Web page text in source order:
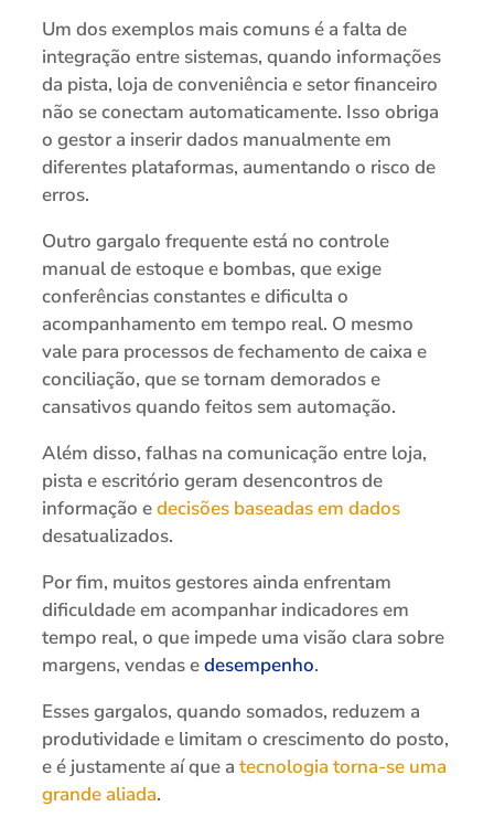
Um dos exemplos mais comuns é a falta de
integração entre sistemas, quando informações
da pista, loja de conveniência e setor financeiro
não se conectam automaticamente. Isso obriga
o gestor a inserir dados manualmente em
diferentes plataformas, aumentando o risco de
erros.
Outro gargalo frequente está no controle
manual de estoque e bombas, que exige
conferências constantes e dificulta o
acompanhamento em tempo real. O mesmo
vale para processos de fechamento de caixa e
conciliação, que se tornam demorados e
cansativos quando feitos sem automação.
Além disso, falhas na comunicação entre loja,
pista e escritório geram desencontros de
informação edecisões baseadas em dados
desatualizados.
Por fim, muitos gestores ainda enfrentam
dificuldade em acompanhar indicadores em
tempo real, o que impede uma visão clara sobre
margens, vendas edesempenho.
Esses gargalos, quando somados, reduzem a
produtividade e limitam o crescimento do posto,
e é justamente aí que a tecnologia torna-se uma
grande aliada.